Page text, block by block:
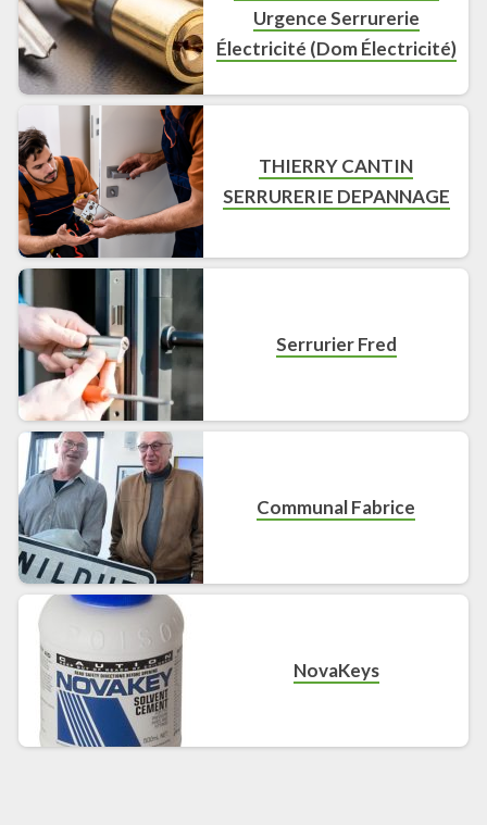
Urgence Serrurerie
Électricité (Dom Électricité)
THIERRY CANTIN
SERRURERIE DEPANNAGE
Serrurier Fred
Communal Fabrice
NovaKeys